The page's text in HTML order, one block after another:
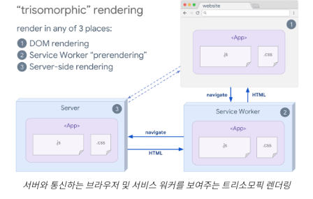
서버와 통신하는 브라우저 및 서비스 워커를 보여주는 트리소모픽 렌더링